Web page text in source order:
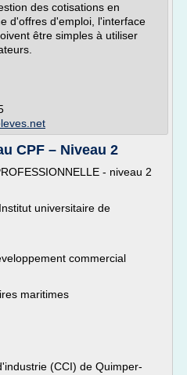
des cotisations en
d'offres d'emploi, l'interface
être simples à utiliser
CPF – Niveau 2
- niveau 2
universitaire de
commercial
maritimes
(CCI) de Quimper-